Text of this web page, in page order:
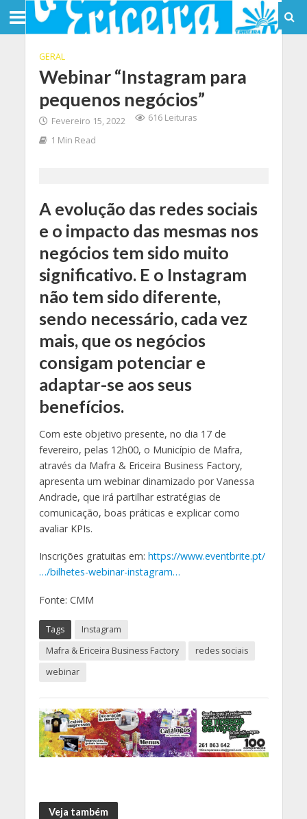
GERAL
Webinar “Instagram para
pequenos negócios”
Fevereiro 15, 2022
616 Leituras
1 Min Read
A evolução das redes sociais
e o impacto das mesmas nos
negócios tem sido muito
significativo. E o Instagram
não tem sido diferente,
sendo necessário, cada vez
mais, que os negócios
consigam potenciar e
adaptar-se aos seus
benefícios.
Com este objetivo presente, no dia 17 de
fevereiro, pelas 12h00, o Município de Mafra,
através da Mafra & Ericeira Business Factory,
apresenta um webinar dinamizado por Vanessa
Andrade, que irá partilhar estratégias de
comunicação, boas práticas e explicar como
avaliar KPIs.
Inscrições gratuitas em: https://www.eventbrite.pt/
…/bilhetes-webinar-instagram…
Fonte: CMM
Tags
Instagram
Mafra & Ericeira Business Factory
redes sociais
webinar
Veja também